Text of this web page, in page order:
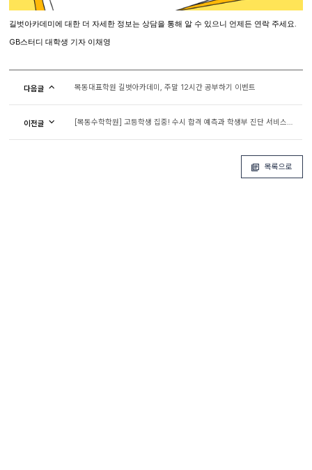
길벗아카데미에 대한 더 자세한 정보는 상담을 통해 알 수 있으니 언제든 연락 주세요.
GB스터디 대학생 기자 이채영
다음글 목동대표학원 길벗아카데미, 주말 12시간 공부하기 이벤트
이전글 [목동수학학원] 고등학생 집중! 수시 합격 예측과 학생부 진단 서비스를 한 번에!
목록으로